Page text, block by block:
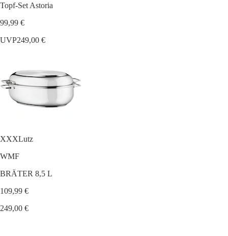
Topf-Set Astoria
99,99 €
UVP249,00 €
XXXLutz
WMF
BRÄTER 8,5 L
109,99 €
249,00 €